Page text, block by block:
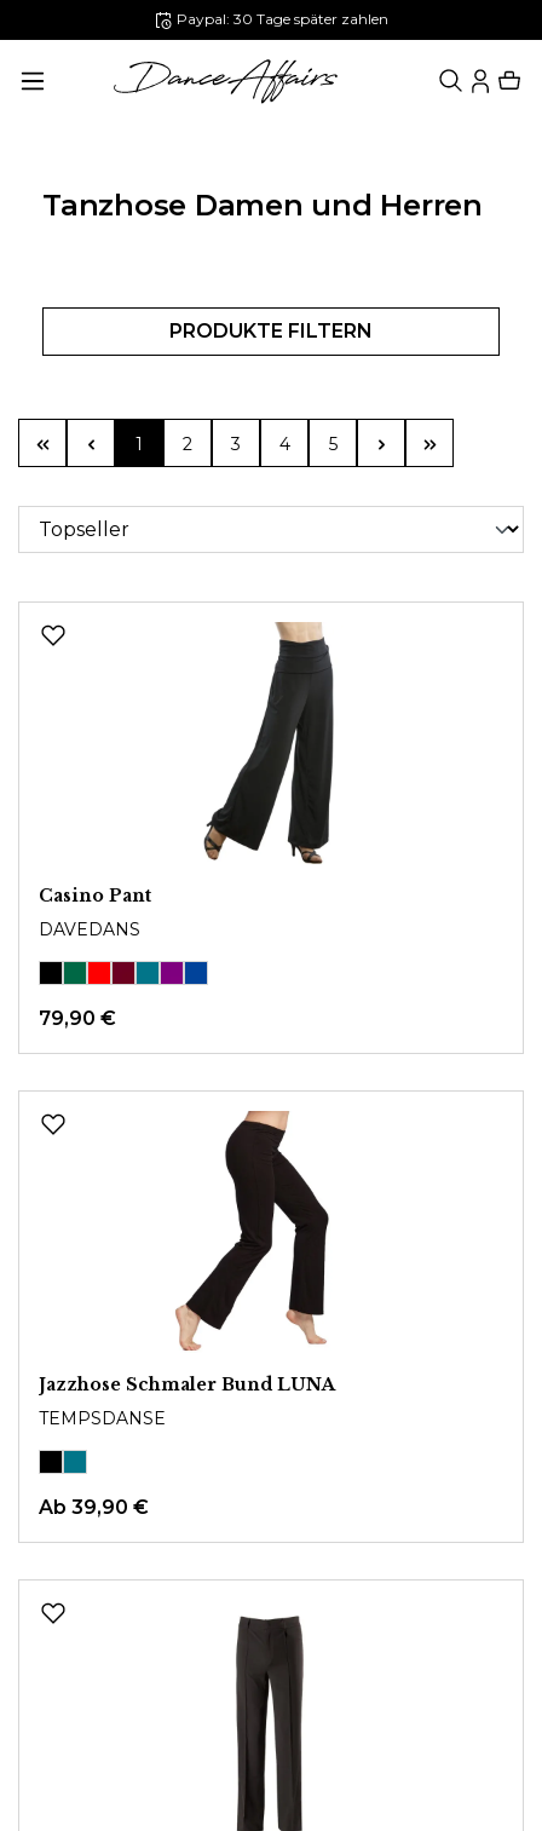
Paypal: 30 Tage später zahlen
Tanzhose Damen und Herren
PRODUKTE FILTERN
Seite
1 Seite
2 Seite
3 Seite
4 Seite
5
Casino Pant
DAVEDANS
79,90 €
Jazzhose Schmaler Bund LUNA
TEMPSDANSE
Ab 39,90 €